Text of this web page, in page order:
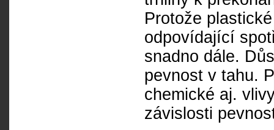
Protože
odpovídající
snadno dále.
pevnost v tahu.
chemické aj.
závislosti